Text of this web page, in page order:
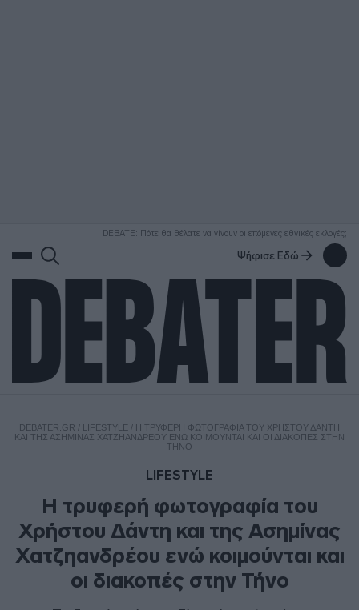
DEBATE: Πότε θα θέλατε να γίνουν οι επόμενες εθνικές εκλογές;
Ψήφισε Εδώ
DEBATER.GR / LIFESTYLE / Η ΤΡΥΦΕΡΉ ΦΩΤΟΓΡΑΦΊΑ ΤΟΥ ΧΡΉΣΤΟΥ ΔΆΝΤΗ
ΚΑΙ ΤΗΣ ΑΣΗΜΊΝΑΣ ΧΑΤΖΗΑΝΔΡΈΟΥ ΕΝΏ ΚΟΙΜΟΎΝΤΑΙ ΚΑΙ ΟΙ ΔΙΑΚΟΠΈΣ ΣΤΗΝ
ΤΉΝΟ
LIFESTYLE
Η τρυφερή φωτογραφία του
Χρήστου Δάντη και της Ασημίνας
Χατζηανδρέου ενώ κοιμούνται και
οι διακοπές στην Τήνο